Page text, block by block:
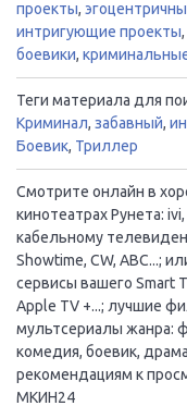
проекты,
интригующие проекты,
боевики,
Теги материала для
Криминал, забавный,
Боевик, Триллер
Смотрите онлайн в
кинотеатрах Рунета:
кабельному
Showtime, CW, ABC...;
сервисы вашего Smart
Apple TV +...; лучшие
мультсериалы жанра:
комедия, боевик,
рекомендациям к
МКИН24